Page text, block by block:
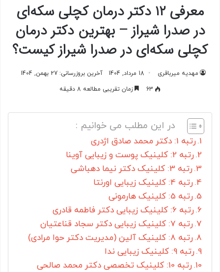
معرفی ۱۲ دکتر درمان کچلی سکه‌ای
در صدرا شیراز – بهترین دکتر درمان
کچلی سکه‌ای در صدرا شیراز کیست؟
مهدیه میرباقری 18 مرداد, 1404
آخرین بروزرسانی: 27 بهمن, 1404
63
زمان تقریبی مطالعه 8 دقیقه
در این مطلب می خوانیم :
رتبه 1: دکتر محمد صادق اژدری
رتبه 2: کلینیک پوست و زیبایی آوینا
رتبه 3: کلینیک دکتر نیما دهباشی
رتبه 4: کلینیک زیبایی اورنتا
رتبه 5: کلینیک هارمونی
رتبه 6: کلینیک زیبایی دکتر فاطمه قادری
رتبه 7: کلینیک زیبایی دکتر سجاد قناعتیان
رتبه 8: کلینیک آلین (مدیریت دکتر حوا مرادی)
رتبه 9: کلینیک زیبایی ندا
رتبه 10: کلینیک تخصصی دکتر محمد صالحی